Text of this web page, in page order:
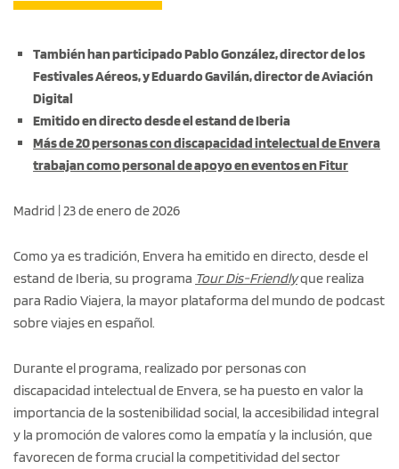
También han participado Pablo González, director de los
Festivales Aéreos, y Eduardo Gavilán, director de Aviación
Digital
Emitido en directo desde el estand de Iberia
Más de 20 personas con discapacidad intelectual de Envera
trabajan como personal de apoyo en eventos en Fitur
Madrid | 23 de enero de 2026
Como ya es tradición, Envera ha emitido en directo, desde el
estand de Iberia, su programa Tour Dis-Friendlyque realiza
para Radio Viajera, la mayor plataforma del mundo de podcast
sobre viajes en español.
Durante el programa, realizado por personas con
discapacidad intelectual de Envera, se ha puesto en valor la
importancia de la sostenibilidad social, la accesibilidad integral
y la promoción de valores como la empatía y la inclusión, que
favorecen de forma crucial la competitividad del sector